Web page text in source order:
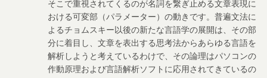
そこで重視されてくるのが名詞を繋ぎ止める文章表現に
おける可変部（パラメーター）の動きです。普遍文法に
よるチョムスキー以後の新たな言語学の展開は、その部
分に着目し、文章を表出する思考法からあらゆる言語を
解析しようと考えているわけで、その論理はパソコンの
作動原理および言語解析ソフトに応用されてきているの